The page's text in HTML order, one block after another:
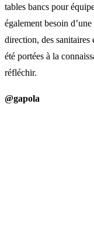
tables bancs pour
également besoin
direction, des sanitaires
été portées à la
réfléchir.
@gapola